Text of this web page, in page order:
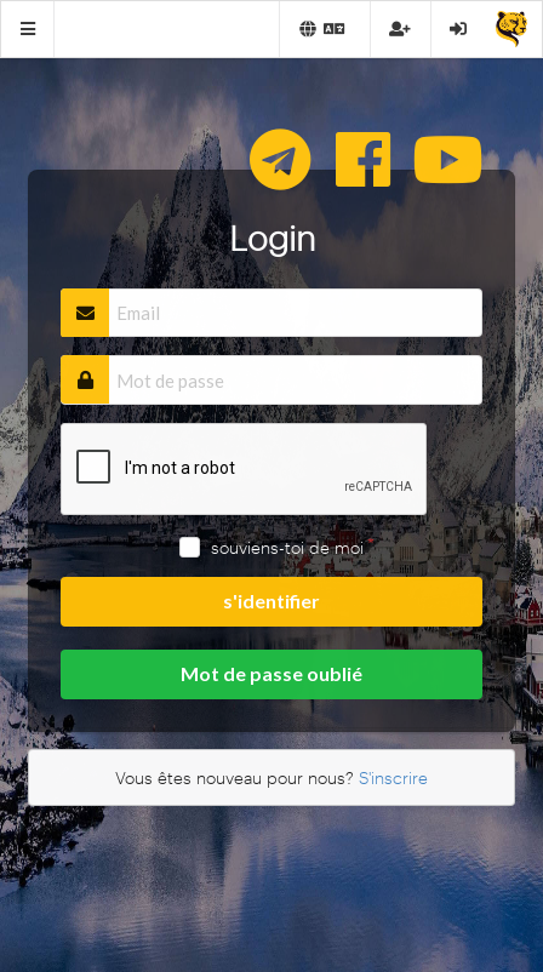
Login
souviens-toi de moi
s'identifier
Mot de passe oublié
Vous êtes nouveau pour nous? S'inscrire